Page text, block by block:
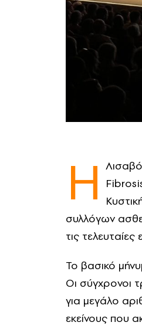
Η
συλλόγων
τις
Το βασικό
Οι σύγχρονοι
για μεγάλο
εκείνους που